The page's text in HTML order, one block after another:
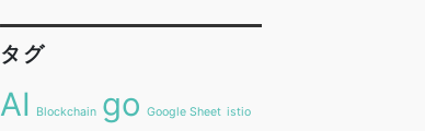
タグ
AI Blockchain go Google Sheet istio